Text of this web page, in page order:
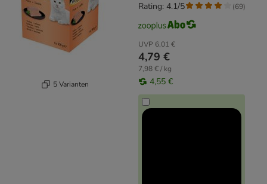
5 Varianten
UVP 6,01 €
4,79 €
7,98 € / kg
4,55 €
Rating: 4.1/5 (69)